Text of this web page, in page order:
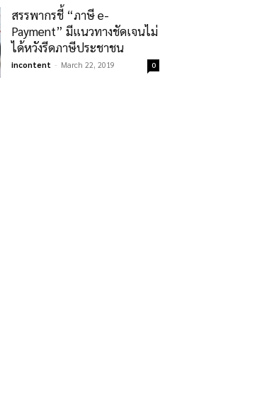
สรรพากรชี้ “ภาษี e-
Payment” มีแนวทางชัดเจนไม่
ได้หวังรีดภาษีประชาชน
incontent - March 22, 2019 0